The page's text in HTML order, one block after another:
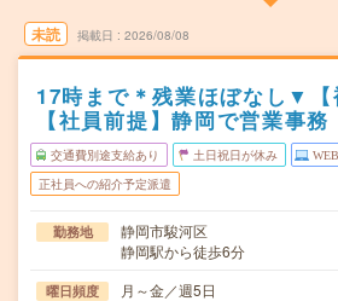
未読 掲載日 2026/08/08
17時まで＊残業ほぼなし▼【
【社員前提】静岡で営業事務
交通費別途支給あり 土日祝日が休み
正社員への紹介予定派遣
勤務地
静岡市駿河区
静岡駅から徒歩6分
曜日頻度 月～金／週5日